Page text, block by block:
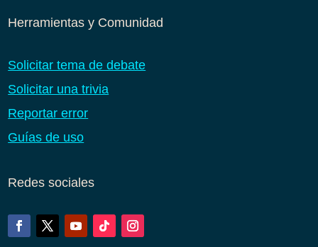
Herramientas y Comunidad
Solicitar tema de debate
Solicitar una trivia
Reportar error
Guías de uso
Redes sociales